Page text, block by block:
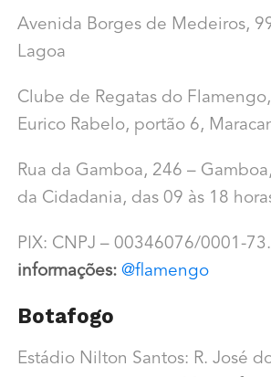
Avenida Borges de Medeiros,
Lagoa
Clube de Regatas do
Eurico Rabelo, portão 6,
Rua da Gamboa, 246 –
da Cidadania, das 09 às 18
PIX: CNPJ – 00346076/0001-73.
informações: @flamengo
Botafogo
Estádio Nilton Santos: R. José